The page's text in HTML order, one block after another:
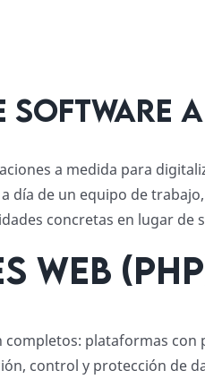
a
a medida para
día de un equipo de
concretas en lugar de
plataformas con
control y protección de